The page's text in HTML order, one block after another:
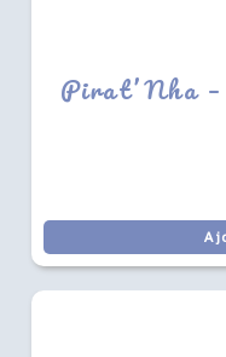
Pirat’Nha